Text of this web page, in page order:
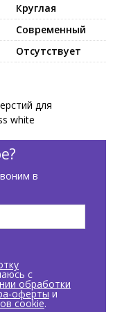
Круглая
Современный
Отсутствует
для
white
в
с
обработки
офертыи
cookie.